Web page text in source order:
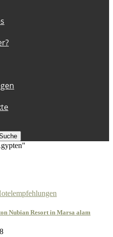
Nubian Resort in Marsa alam